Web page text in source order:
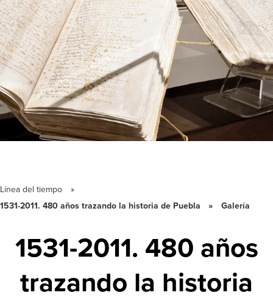
Línea del tiempo
1531-2011. 480 años trazando la historia de Puebla
Galería
1531-2011. 480 años
trazando la historia